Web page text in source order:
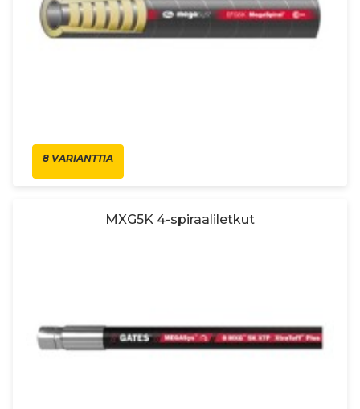
8 VARIANTTIA
MXG5K 4-spiraaliletkut